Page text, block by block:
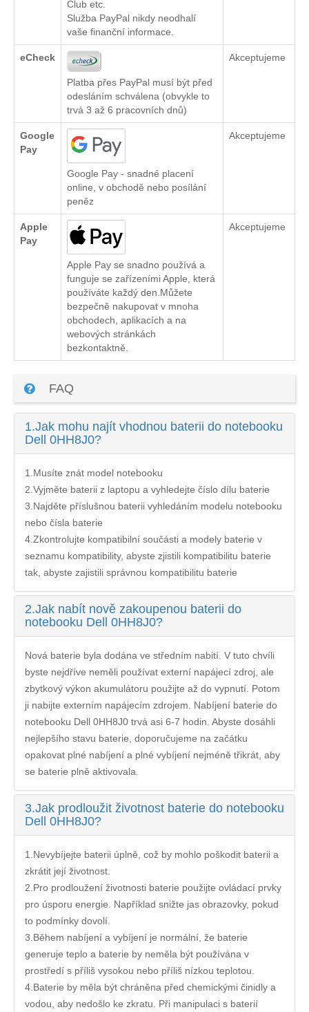
Club etc.
Služba PayPal nikdy neodhalí
vaše finanční informace.
eCheck
Platba přes PayPal musí být před
odesláním schválena (obvykle to
trvá 3 až 6 pracovních dnů)
Akceptujeme
Google
Pay
Google Pay - snadné placení
online, v obchodě nebo posílání
peněz
Akceptujeme
Apple
Pay
Apple Pay se snadno používá a
funguje se zařízeními Apple, která
používáte každý den.Můžete
bezpečně nakupovat v mnoha
obchodech, aplikacích a na
webových stránkách
bezkontaktně.
Akceptujeme
FAQ
1.Jak mohu najít vhodnou baterii do notebooku
Dell 0HH8J0?
1.Musíte znát model notebooku
2.Vyjměte baterii z laptopu a vyhledejte číslo dílu baterie
3.Najděte příslušnou baterii vyhledáním modelu notebooku
nebo čísla baterie
4.Zkontrolujte kompatibilní součásti a modely baterie v
seznamu kompatibility, abyste zjistili kompatibilitu baterie
tak, abyste zajistili správnou kompatibilitu baterie
2.Jak nabít nově zakoupenou baterii do
notebooku Dell 0HH8J0?
Nová baterie byla dodána ve středním nabití. V tuto chvíli
byste nejdříve neměli používat externí napájecí zdroj, ale
zbytkový výkon akumulátoru použijte až do vypnutí. Potom
ji nabijte externím napájecím zdrojem. Nabíjení baterie do
notebooku Dell 0HH8J0 trvá asi 6-7 hodin. Abyste dosáhli
nejlepšího stavu baterie, doporučujeme na začátku
opakovat plné nabíjení a plné vybíjení nejméně třikrát, aby
se baterie plně aktivovala.
3.Jak prodloužit životnost baterie do notebooku
Dell 0HH8J0?
1.Nevybíjejte baterii úplně, což by mohlo poškodit baterii a
zkrátit její životnost.
2.Pro prodloužení životnosti baterie použijte ovládací prvky
pro úsporu energie. Například snižte jas obrazovky, pokud
to podmínky dovolí.
3.Během nabíjení a vybíjení je normální, že baterie
generuje teplo a baterie by neměla být používána v
prostředí s příliš vysokou nebo příliš nízkou teplotou.
4.Baterie by měla být chráněna před chemickými činidly a
vodou, aby nedošlo ke zkratu. Při manipulaci s baterií